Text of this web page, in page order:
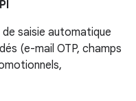
saisie automatique
(e-mail OTP, champs